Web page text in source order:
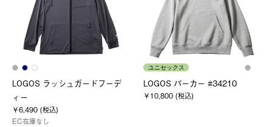
LOGOS ラッシュガードフーデ
ィー
￥6,490 (税込)
EC在庫なし
ユニセックス
LOGOS パーカー #34210
￥10,800 (税込)